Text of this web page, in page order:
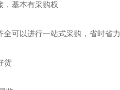
，基本有采购权
全可以进行一站式采购，省时省力
货